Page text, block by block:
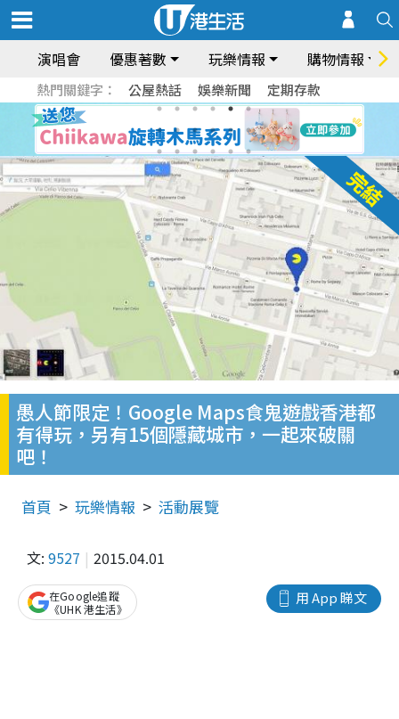
演唱會 優惠著數 玩樂情報 購物情報
熱門關鍵字： 公屋熱話 娛樂新聞 定期存款
愚人節限定！Google Maps食鬼遊戲香港都
有得玩，另有15個隱藏城市，一起來破關
吧！
首頁 玩樂情報 活動展覽
文: 9527 2015.04.01
用 App 睇文
在Google追蹤
《UHK 港生活》